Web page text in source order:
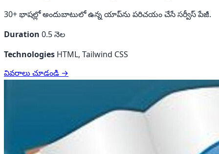
30+ భాషల్లో అందుబాటులో ఉన్న యాప్‌ను పరిచయం చేసే సర్వీస్ పేజీ.
Duration 0.5 నెల
Technologies HTML, Tailwind CSS
వివరాలు చూడండి →